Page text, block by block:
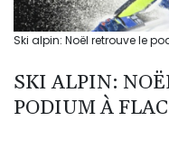
Ski alpin: Noël retrouve le
SKI ALPIN:
PODIUM À